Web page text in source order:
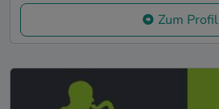
Zum Profil